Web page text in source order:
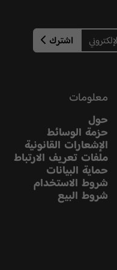
اشترك
معلومات
حول
حزمة الوسائط
الإشعارات القانونية
ملفات تعريف الارتباط
حماية البيانات
شروط الاستخدام
شروط البيع